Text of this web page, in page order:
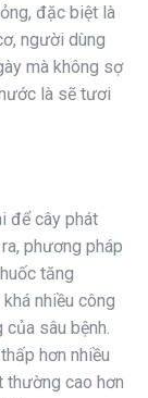
đặc biệt là
người dùng
mà không sợ
là sẽ tươi
để cây phát
phương pháp
tăng
nhiều công
sâu bệnh.
hơn nhiều
thường cao hơn